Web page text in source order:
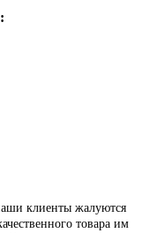
клиенты жалуются
товара им